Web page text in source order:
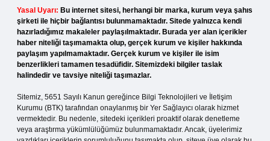
Yasal Uyarı: Bu internet sitesi, herhangi bir marka, kurum veya şahıs
şirketi ile hiçbir bağlantısı bulunmamaktadır. Sitede yalnızca kendi
hazırladığımız makaleler paylaşılmaktadır. Burada yer alan içerikler
haber niteliği taşımamakta olup, gerçek kurum ve kişiler hakkında
paylaşım yapılmamaktadır. Gerçek kurum ve kişiler ile isim
benzerlikleri tamamen tesadüfidir. Sitemizdeki bilgiler taslak
halindedir ve tavsiye niteliği taşımazlar.
Sitemiz, 5651 Sayılı Kanun gereğince Bilgi Teknolojileri ve İletişim
Kurumu (BTK) tarafından onaylanmış bir Yer Sağlayıcı olarak hizmet
vermektedir. Bu nedenle, sitedeki içerikleri proaktif olarak denetleme
veya araştırma yükümlülüğümüz bulunmamaktadır. Ancak, üyelerimiz